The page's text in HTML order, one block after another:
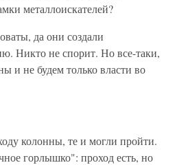
металлоискателей?
да они создали
Никто не спорит. Но все-таки,
и не будем только власти во
колонны, те и могли пройти.
горлышко": проход есть, но